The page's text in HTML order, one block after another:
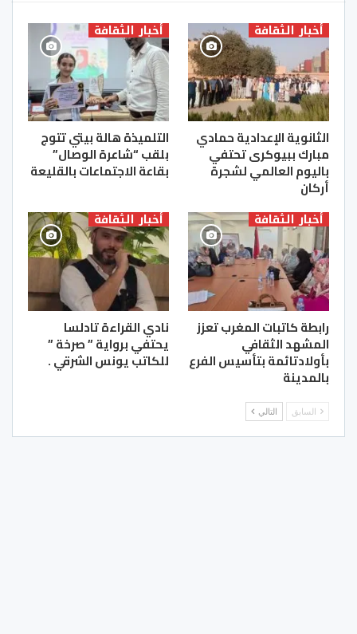
أخبار الثقافة
الثانوية الإعدادية حمادي
مبارك ببيوكرى تحتفي
باليوم العالمي لشجرة
أركان
أخبار الثقافة
التلميذة هالة بيتي تتوج
بلقب “شاعرة الوصال”
بقاعة الاجتماعات بالقليعة
أخبار الثقافة
رابطة كاتبات المغرب تعزز
المشهد الثقافي
بأولادتائمة بتأسيس الفرع
بالمدينة
أخبار الثقافة
نادي القراءة تادلسا
يحتفي برواية ” صرخة ”
للكاتب يونس الشرقي .
السابق التالي